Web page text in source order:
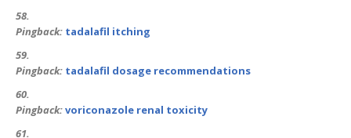
Pingback: tadalafil itching
Pingback: tadalafil dosage recommendations
Pingback:voriconazole renal toxicity